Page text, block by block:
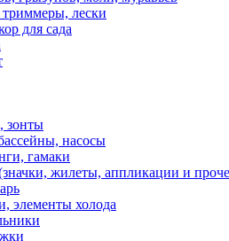
лески
для сада
зонты
насосы
гамаки
жилеты, аппликации и
элементы холода